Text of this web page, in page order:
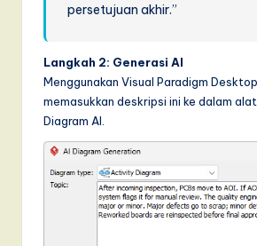
persetujuan akhir.”
Langkah 2: Generasi AI
Menggunakan Visual Paradigm
memasukkan deskripsi ini ke dalam
Diagram AI.